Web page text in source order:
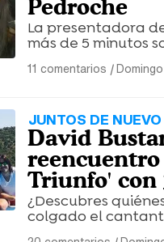
Pedroche
La presentadora
más de 5 minutos
11 comentarios |
JUNTOS DE NUEVO
David
reencuentro
Triunfo' con
¿Descubres
colgado el